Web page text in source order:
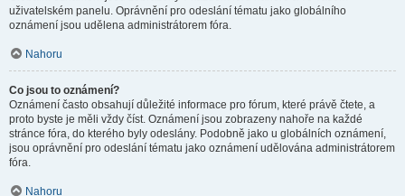
uživatelském panelu. Oprávnění pro odeslání tématu jako globálního
oznámení jsou udělena administrátorem fóra.
Nahoru
Co jsou to oznámení?
Oznámení často obsahují důležité informace pro fórum, které právě čtete, a
proto byste je měli vždy číst. Oznámení jsou zobrazeny nahoře na každé
stránce fóra, do kterého byly odeslány. Podobně jako u globálních oznámení,
jsou oprávnění pro odeslání tématu jako oznámení udělována administrátorem
fóra.
Nahoru